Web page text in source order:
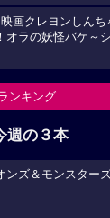
画クレヨンしんち
オラの妖怪バケ～
ンキング
週の３本
ンズ＆モンスターズ